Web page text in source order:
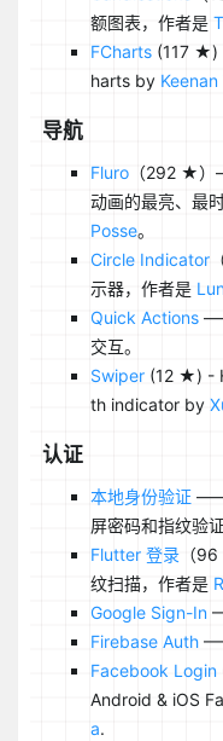
额图表，作者是
FCharts (117 ★)
harts by
导航
Fluro （292 ★
动画的最亮、最
Posse。
Circle Indicator
示器，作者是
Quick Actions
交互。
Swiper (12 ★) -
th indicator by
认证
本地身份验证 ——
屏密码和指纹验
Flutter 登录 （
纹扫描，作者是
Google Sign-In
Firebase Auth
Facebook Login
Android & iOS
a.